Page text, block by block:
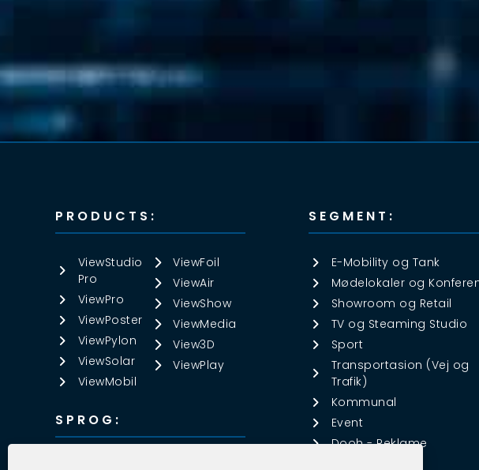
PRODUCTS:
ViewStudio
Pro
ViewPro
ViewPoster
ViewPylon
ViewSolar
ViewMobil
ViewFoil
ViewAir
ViewShow
ViewMedia
View3D
ViewPlay
SPROG:
SEGMENT:
E-Mobility og Tank
Mødelokaler og
Showroom og Retail
TV og Steaming Studio
Sport
Transportasion (Vej og
Trafik)
Kommunal
Event
Dooh - Reklame